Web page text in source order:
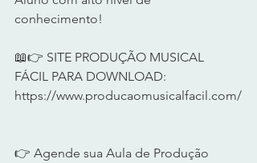
conhecimento!
📖👉 SITE PRODUÇÃO MUSICAL
FÁCIL PARA DOWNLOAD:
https://www.producaomusicalfacil.com/
👉 Agende sua Aula de Produção